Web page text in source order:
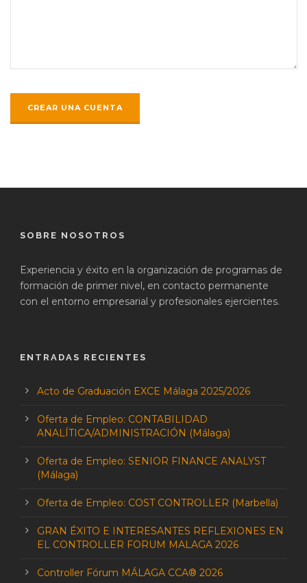
SOBRE NOSOTROS
Experiencia y éxito en la organización de programas de
formación de primer nivel, en contacto permanente
con el entorno empresarial y profesionales ejercientes.
ENTRADAS RECIENTES
Acto de Graduación EXCE Málaga 2025/2026
Oferta de Empleo: CONTABILIDAD
ANALÍTICA/ADMINISTRACIÓN (Málaga)
Oferta de Empleo: SENIOR FINANCE ANALYST
(Málaga)
Oferta de Empleo: COST CONTROLLER (Marbella)
GRAN ÉXITO E INTERESANTES REFLEXIONES EN
EL CONTROLLER FORUM MALAGA 2026
Controller Fórum MÁLAGA CCA® 2026